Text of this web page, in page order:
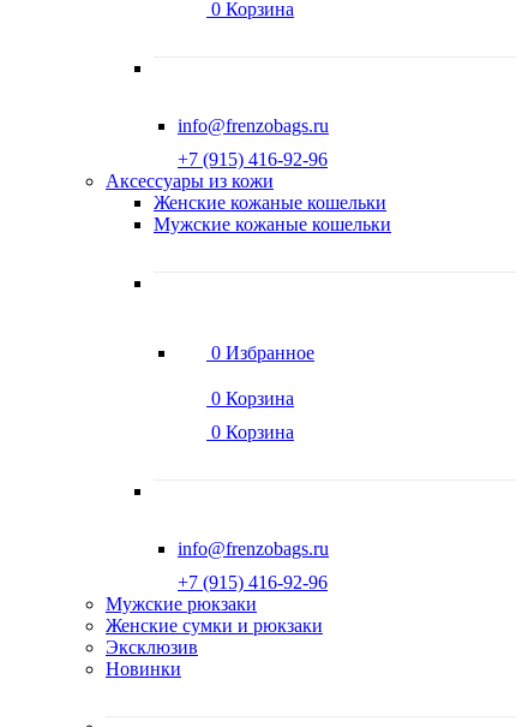
0 Корзина
info@frenzobags.ru
‭+7 (915) 416-92-96
Аксессуары из кожи
Женские кожаные кошельки
Мужские кожаные кошельки
0 Избранное
0 Корзина
0 Корзина
info@frenzobags.ru
‭+7 (915) 416-92-96
Мужские рюкзаки
Женские сумки и рюкзаки
Эксклюзив
Новинки